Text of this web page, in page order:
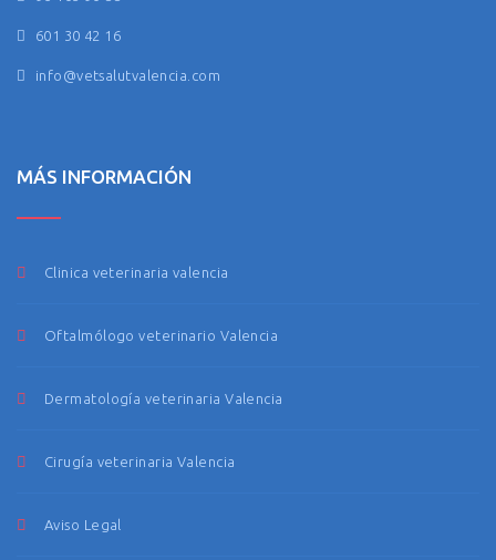
601 30 42 16
info@vetsalutvalencia.com
MÁS INFORMACIÓN
Clinica veterinaria valencia
Oftalmólogo veterinario Valencia
Dermatología veterinaria Valencia
Cirugía veterinaria Valencia
Aviso Legal